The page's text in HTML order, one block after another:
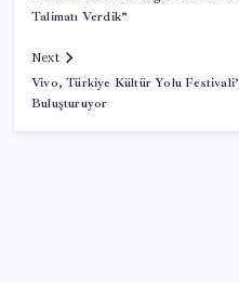
Talimatı Verdik”
Next
Vivo, Türkiye Kültür Yolu
Buluşturuyor